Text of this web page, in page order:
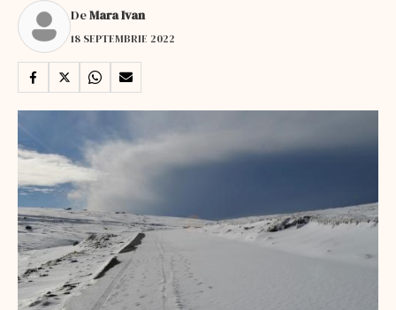
DeMara Ivan
18 SEPTEMBRIE 2022